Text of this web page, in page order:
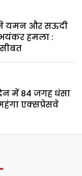
ने यमन और सऊदी
हमला :
में 84 जगह धंसा
एक्सप्रेसवे